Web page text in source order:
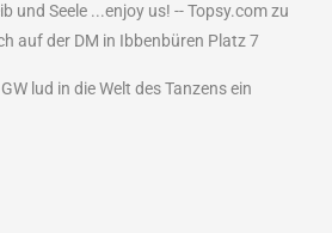
und Seele ...enjoy us! -- Topsy.comzu
auf der DM in Ibbenbüren Platz 7
lud in die Welt des Tanzens ein